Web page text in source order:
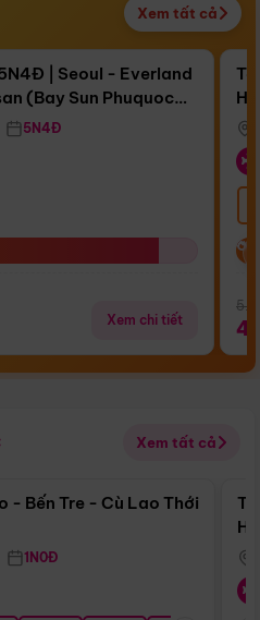
Xem tất cả
Điểm nổi bật
| Seoul - Everland
(Bay Sun Phuquoc
5N4Đ
Xem chi tiết
Xem tất cả
Điểm nổi bật
- Bến Tre - Cù Lao Thới
1N0Đ